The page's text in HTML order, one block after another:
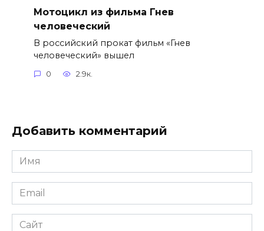
Мотоцикл из фильма Гнев
человеческий
В российский прокат фильм «Гнев
человеческий» вышел
0 2.9к.
Добавить комментарий
Имя
*
Email
*
Сайт